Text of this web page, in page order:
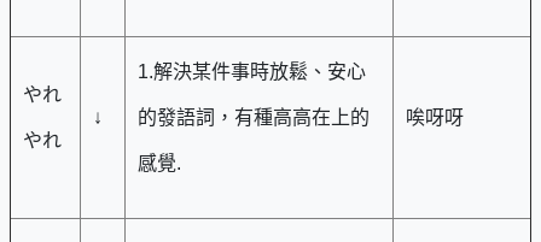
やれ
やれ
↓
1.解決某件事時放鬆、安心
的發語詞，有種高高在上的
感覺.
唉呀呀